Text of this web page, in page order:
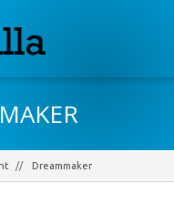
Dreammaker